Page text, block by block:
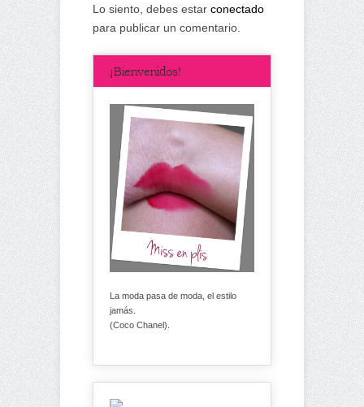
Lo siento, debes estar conectado
para publicar un comentario.
¡Bienvenidos!
La moda pasa de moda, el estilo
jamás.
(Coco Chanel).